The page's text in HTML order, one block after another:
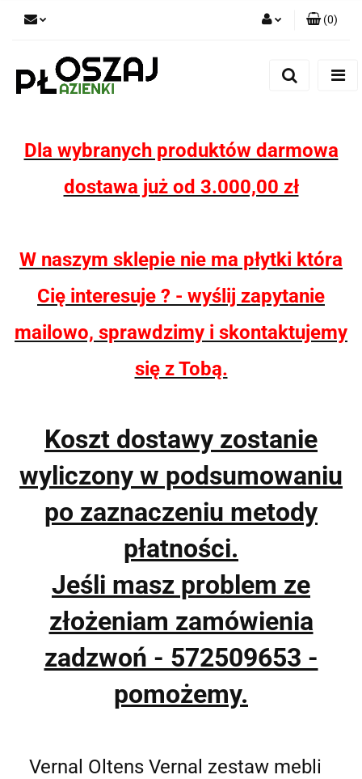
(0)
Dla wybranych produktów darmowa
dostawa już od 3.000,00 zł
W naszym sklepie nie ma płytki która
Cię interesuje ? - wyślij zapytanie
mailowo, sprawdzimy i skontaktujemy
się z Tobą.
Koszt dostawy zostanie
wyliczony w podsumowaniu
po zaznaczeniu metody
płatności.
Jeśli masz problem ze
złożeniam zamówienia
zadzwoń - 572509653 -
pomożemy.
Vernal Oltens Vernal zestaw mebli